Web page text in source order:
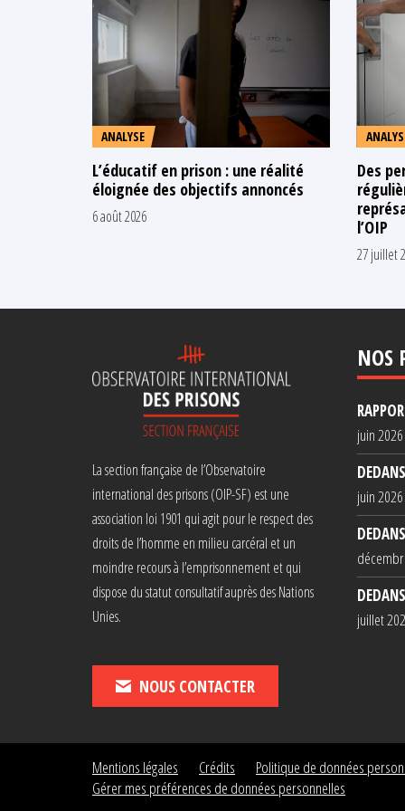
ANALYSE
L’éducatif en prison : une réalité
éloignée des objectifs annoncés
6 août 2026
Des
l’OIP
27 juillet
La section française de l’Observatoire
international des prisons (OIP-SF) est une
association loi 1901 qui agit pour le respect des
droits de l’homme en milieu carcéral et un
moindre recours à l’emprisonnement et qui
dispose du statut consultatif auprès des Nations
Unies.
NOUS CONTACTER
NOS
juin 2026
juin 2026
juillet
Mentions légales Crédits
Politique de données
Gérer mes préférences de données personnelles